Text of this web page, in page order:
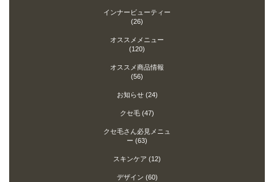
インナービューティー
(26)
オススメメニュー
(120)
オススメ商品情報
(56)
お知らせ(24)
クセ毛 (47)
クセ毛さん必見メニュ
ー (63)
スキンケア (12)
デザイン (60)